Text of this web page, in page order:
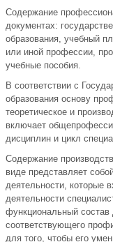
Содержание
документах:
образования, учебный
или иной профессии,
учебные пособия.
В соответствии с
образования основу
теоретическое и
включает
дисциплин и цикл
Содержание
виде представляет
деятельности, которые
деятельности
функциональный состав
соответствующего
для того, чтобы его